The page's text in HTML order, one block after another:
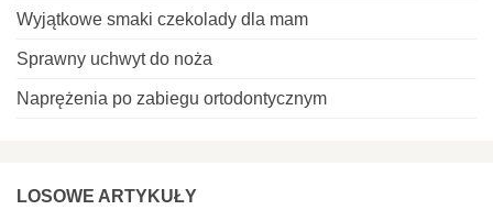
Wyjątkowe smaki czekolady dla mam
Sprawny uchwyt do noża
Naprężenia po zabiegu ortodontycznym
LOSOWE ARTYKUŁY